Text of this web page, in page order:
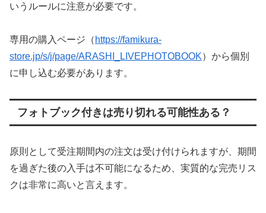
いうルールに注意が必要です。
専用の購入ページ（ https://famikura-
store.jp/s/j/page/ARASHI_LIVEPHOTOBOOK）から個別
に申し込む必要があります。
フォトブック付きは売り切れる可能性ある？
原則として受注期間内の注文は受け付けられますが、期間
を過ぎた後の入手は不可能になるため、実質的な完売リス
クは非常に高いと言えます。